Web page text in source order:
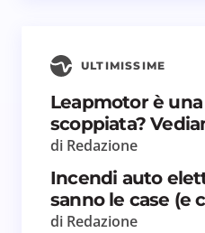
ULTIMISSIME
Leapmotor è
scoppiata?
di Redazione
Incendi auto
sanno le case (e
di Redazione